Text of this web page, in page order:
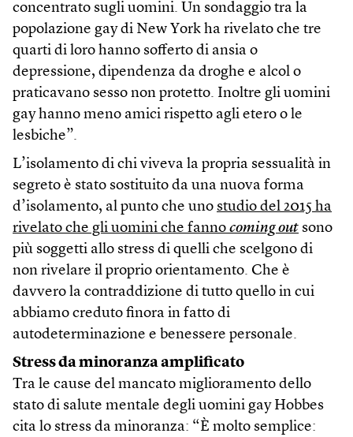
concentrato sugli uomini. Un sondaggio tra la
popolazione gay di New York ha rivelato che tre
quarti di loro hanno sofferto di ansia o
depressione, dipendenza da droghe e alcol o
praticavano sesso non protetto. Inoltre gli uomini
gay hanno meno amici rispetto agli etero o le
lesbiche”.
L’isolamento di chi viveva la propria sessualità in
segreto è stato sostituito da una nuova forma
d’isolamento, al punto che uno studio del 2015 ha
rivelato che gli uomini che fanno coming out sono
più soggetti allo stress di quelli che scelgono di
non rivelare il proprio orientamento. Che è
davvero la contraddizione di tutto quello in cui
abbiamo creduto finora in fatto di
autodeterminazione e benessere personale.
Stress da minoranza amplificato
Tra le cause del mancato miglioramento dello
stato di salute mentale degli uomini gay Hobbes
cita lo stress da minoranza: “È molto semplice: